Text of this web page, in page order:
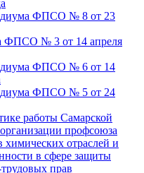
ФПСО № 8 от 23
ФПСО № 3 от 14 апреля
ФПСО № 6 от 14
ФПСО № 5 от 24
работы Самарской
профсоюза
химических отраслей и
в сфере защиты
прав